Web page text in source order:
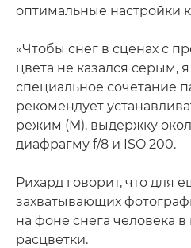
оптимальные настройки
«Чтобы снег в сценах с
цвета не казался серым,
специальное сочетание
рекомендует
режим (M), выдержку
диафрагму f/8 и ISO 200.
Рихард говорит, что для
захватывающих
на фоне снега человека в
расцветки.